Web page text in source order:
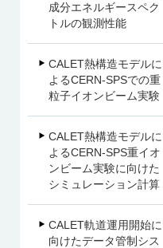
成分エネルギースペク
トルの観測性能
CALET熱構造モデルに
よるCERN-SPSでの重
粒子イオンビーム実験
CALET熱構造モデルに
よるCERN-SPS重イオ
ンビーム実験に向けた
シミュレーション計算
CALET軌道運用開始に
向けたデータ管制シス